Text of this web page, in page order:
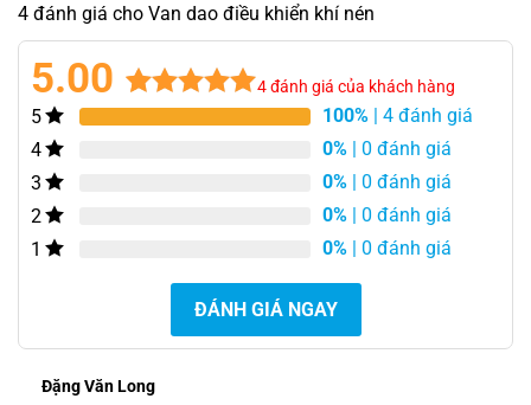
4 đánh giá cho Van dao điều khiển khí nén
5.00 4đánh giá của khách hàng
5 100% | 4 đánh giá
4
0% | 0 đánh giá
3
0% | 0 đánh giá
2
0% | 0 đánh giá
1
0% | 0 đánh giá
ĐÁNH GIÁ NGAY
Đặng Văn Long